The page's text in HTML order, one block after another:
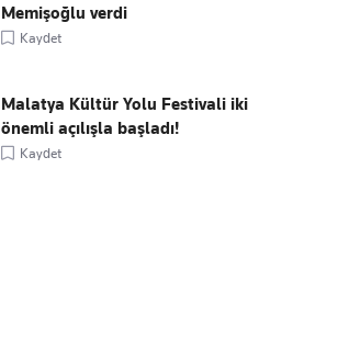
Memişoğlu verdi
Kaydet
Malatya Kültür Yolu Festivali iki
önemli açılışla başladı!
Kaydet